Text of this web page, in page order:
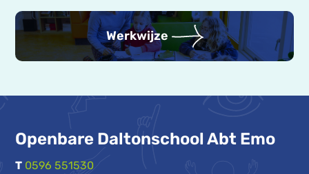
Werkwijze
Openbare Daltonschool Abt Emo
T 0596 551530